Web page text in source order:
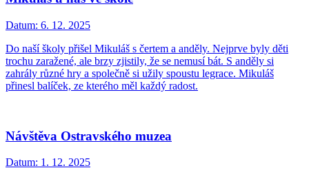
Datum: 6. 12. 2025
Do naší školy přišel Mikuláš s čertem a anděly. Nejprve byly děti
trochu zaražené, ale brzy zjistily, že se nemusí bát. S anděly si
zahrály různé hry a společně si užily spoustu legrace. Mikuláš
přinesl balíček, ze kterého měl každý radost.
Návštěva Ostravského muzea
Datum: 1. 12. 2025